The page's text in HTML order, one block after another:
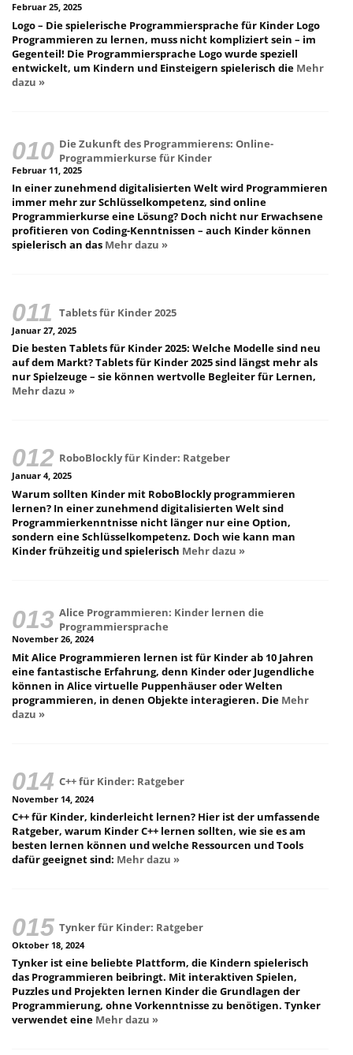
Februar 25, 2025
Logo – Die spielerische Programmiersprache für Kinder Logo
Programmieren zu lernen, muss nicht kompliziert sein – im
Gegenteil! Die Programmiersprache Logo wurde speziell
entwickelt, um Kindern und Einsteigern spielerisch die Mehr
dazu »
Die Zukunft des Programmierens: Online-
Programmierkurse für Kinder
Februar 11, 2025
In einer zunehmend digitalisierten Welt wird Programmieren
immer mehr zur Schlüsselkompetenz, sind online
Programmierkurse eine Lösung? Doch nicht nur Erwachsene
profitieren von Coding-Kenntnissen – auch Kinder können
spielerisch an das Mehr dazu »
Tablets für Kinder 2025
Januar 27, 2025
Die besten Tablets für Kinder 2025: Welche Modelle sind neu
auf dem Markt? Tablets für Kinder 2025 sind längst mehr als
nur Spielzeuge – sie können wertvolle Begleiter für Lernen,
Mehr dazu »
RoboBlockly für Kinder: Ratgeber
Januar 4, 2025
Warum sollten Kinder mit RoboBlockly programmieren
lernen? In einer zunehmend digitalisierten Welt sind
Programmierkenntnisse nicht länger nur eine Option,
sondern eine Schlüsselkompetenz. Doch wie kann man
Kinder frühzeitig und spielerisch Mehr dazu »
Alice Programmieren: Kinder lernen die
Programmiersprache
November 26, 2024
Mit Alice Programmieren lernen ist für Kinder ab 10 Jahren
eine fantastische Erfahrung, denn Kinder oder Jugendliche
können in Alice virtuelle Puppenhäuser oder Welten
programmieren, in denen Objekte interagieren. Die Mehr
dazu »
C++ für Kinder: Ratgeber
November 14, 2024
C++ für Kinder, kinderleicht lernen? Hier ist der umfassende
Ratgeber, warum Kinder C++ lernen sollten, wie sie es am
besten lernen können und welche Ressourcen und Tools
dafür geeignet sind: Mehr dazu »
Tynker für Kinder: Ratgeber
Oktober 18, 2024
Tynker ist eine beliebte Plattform, die Kindern spielerisch
das Programmieren beibringt. Mit interaktiven Spielen,
Puzzles und Projekten lernen Kinder die Grundlagen der
Programmierung, ohne Vorkenntnisse zu benötigen. Tynker
verwendet eine Mehr dazu »